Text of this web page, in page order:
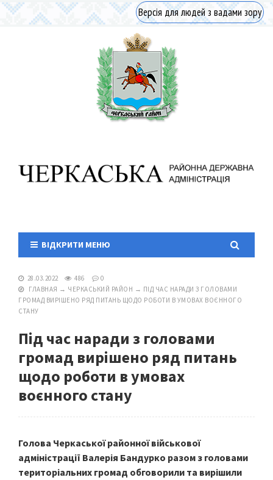
Версія для людей з вадами зору
ВІДКРИТИ МЕНЮ
28.03.2022 486
0
ГЛАВНАЯ → ЧЕРКАСЬКИЙ РАЙОН → ПІД ЧАС НАРАДИ З ГОЛОВАМИ
ГРОМАД ВИРІШЕНО РЯД ПИТАНЬ ЩОДО РОБОТИ В УМОВАХ ВОЄННОГО
СТАНУ
Під час наради з головами
громад вирішено ряд питань
щодо роботи в умовах
воєнного стану
Голова Черкаської районної військової
адміністрації Валерія Бандурко разом з головами
територіальних громад обговорили та вирішили